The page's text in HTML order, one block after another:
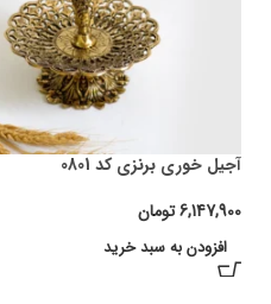
آجیل خوری برنزی کد 0801
6,147,900تومان
افزودن به سبد خرید